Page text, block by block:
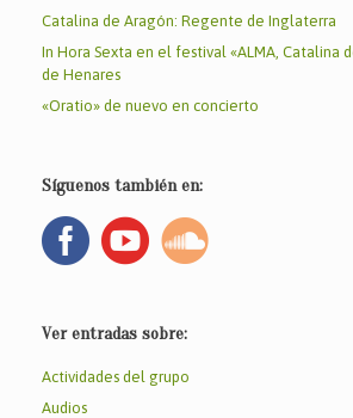
Catalina de Aragón: Regente de Inglaterra
In Hora Sexta en el festival «ALMA, Catalina
de Henares
«Oratio» de nuevo en concierto
Síguenos también en:
Ver entradas sobre:
Actividades del grupo
Audios